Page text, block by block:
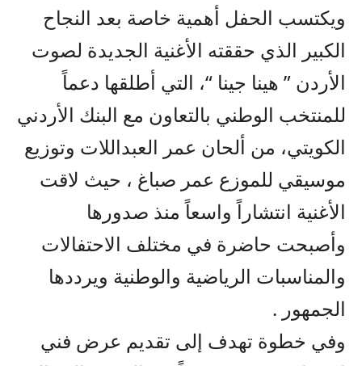
ويكتسب الحفل أهمية خاصة بعد النجاح
الكبير الذي حققته الأغنية الجديدة لصوت
الأردن ” هينا جينا “، التي أطلقها دعماً
للمنتخب الوطني بالتعاون مع البنك الأردني
الكويتي، من ألحان عمر العبداللات وتوزيع
موسيقي للموزع عمر صباغ ، حيث لاقت
الأغنية انتشاراً واسعاً منذ صدورها
وأصبحت حاضرة في مختلف الاحتفالات
والمناسبات الرياضية والوطنية ويرددها
الجمهور .
وفي خطوة تهدف إلى تقديم عرض فني